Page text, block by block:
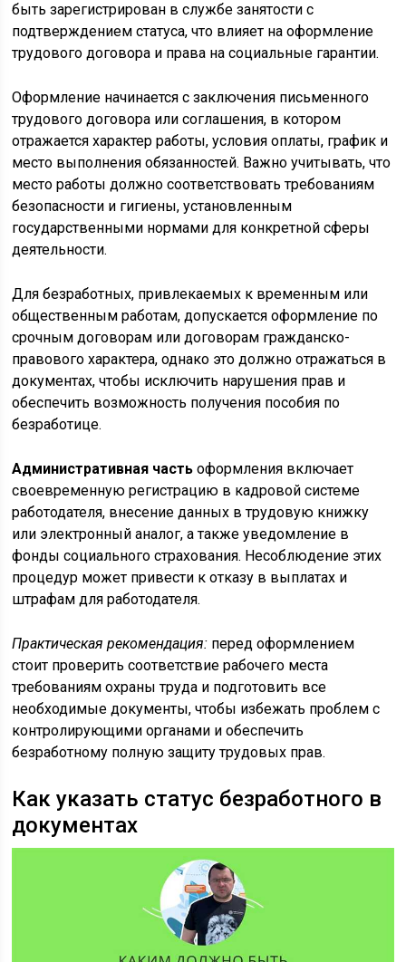
быть зарегистрирован в службе занятости с
подтверждением статуса, что влияет на оформление
трудового договора и права на социальные гарантии.
Оформление начинается с заключения письменного
трудового договора или соглашения, в котором
отражается характер работы, условия оплаты, график и
место выполнения обязанностей. Важно учитывать, что
место работы должно соответствовать требованиям
безопасности и гигиены, установленным
государственными нормами для конкретной сферы
деятельности.
Для безработных, привлекаемых к временным или
общественным работам, допускается оформление по
срочным договорам или договорам гражданско-
правового характера, однако это должно отражаться в
документах, чтобы исключить нарушения прав и
обеспечить возможность получения пособия по
безработице.
Административная часть оформления включает
своевременную регистрацию в кадровой системе
работодателя, внесение данных в трудовую книжку
или электронный аналог, а также уведомление в
фонды социального страхования. Несоблюдение этих
процедур может привести к отказу в выплатах и
штрафам для работодателя.
Практическая рекомендация: перед оформлением
стоит проверить соответствие рабочего места
требованиям охраны труда и подготовить все
необходимые документы, чтобы избежать проблем с
контролирующими органами и обеспечить
безработному полную защиту трудовых прав.
Как указать статус безработного в
документах